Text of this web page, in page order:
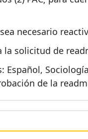
necesario
solicitud de
de la